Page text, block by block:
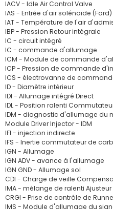
IACV - Idle Air Control Valve
IAS - Entrée d'air solénoïde (Ford)
IAT - Température de l'air
IBP - Pression Retour intégrale
IC - circuit intégré
IC - commande d'allumage
ICM - Module de commande
ICP - Pression de commande
ICS - électrovanne de
ID - Diamètre intérieur
IDI - Allumage intégré Direct
IDL - Position ralenti
IDM - diagnostic d'allumage du
Module Driver Injector - IDM
IFI - injection indirecte
IFS - Inertie commutateur de
IGN - Allumage
IGN ADV - avance à l'allumage
IGN GND - Allumage sol
CDI - Charge de veille
IMA - mélange de ralenti Ajusteur
CRGI - Prise de contrôle de
IMS - Module d'allumage du